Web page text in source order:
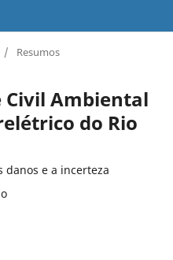
/ Resumos
Civil Ambiental
do Rio
danos e a incerteza